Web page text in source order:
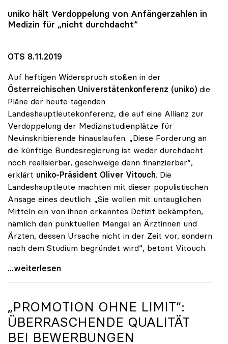
uniko hält Verdoppelung von Anfängerzahlen in
Medizin für „nicht durchdacht“
OTS 8.11.2019
Auf heftigen Widerspruch stoßen in der
Österreichischen Universtätenkonferenz (uniko) die
Pläne der heute tagenden
Landeshauptleutekonferenz, die auf eine Allianz zur
Verdoppelung der Medizinstudienplätze für
Neuinskribierende hinauslaufen. „Diese Forderung an
die künftige Bundesregierung ist weder durchdacht
noch realisierbar, geschweige denn finanzierbar“,
erklärt uniko-Präsident Oliver Vitouch. Die
Landeshauptleute machten mit dieser populistischen
Ansage eines deutlich: „Sie wollen mit untauglichen
Mitteln ein von ihnen erkanntes Defizit bekämpfen,
nämlich den punktuellen Mangel an Ärztinnen und
Ärzten, dessen Ursache nicht in der Zeit vor, sondern
nach dem Studium begründet wird“, betont Vitouch.
Vitouch zu Studienplätzen: „Untaugliche Vorschläge
...weiterlesen
„PROMOTION OHNE LIMIT“:
ÜBERRASCHENDE QUALITÄT
BEI BEWERBUNGEN